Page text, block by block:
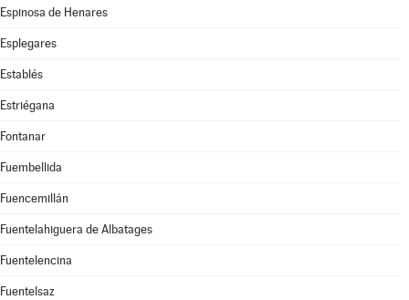
Espinosa de Henares
Esplegares
Establés
Estriégana
Fontanar
Fuembellida
Fuencemillán
Fuentelahiguera de Albatages
Fuentelencina
Fuentelsaz